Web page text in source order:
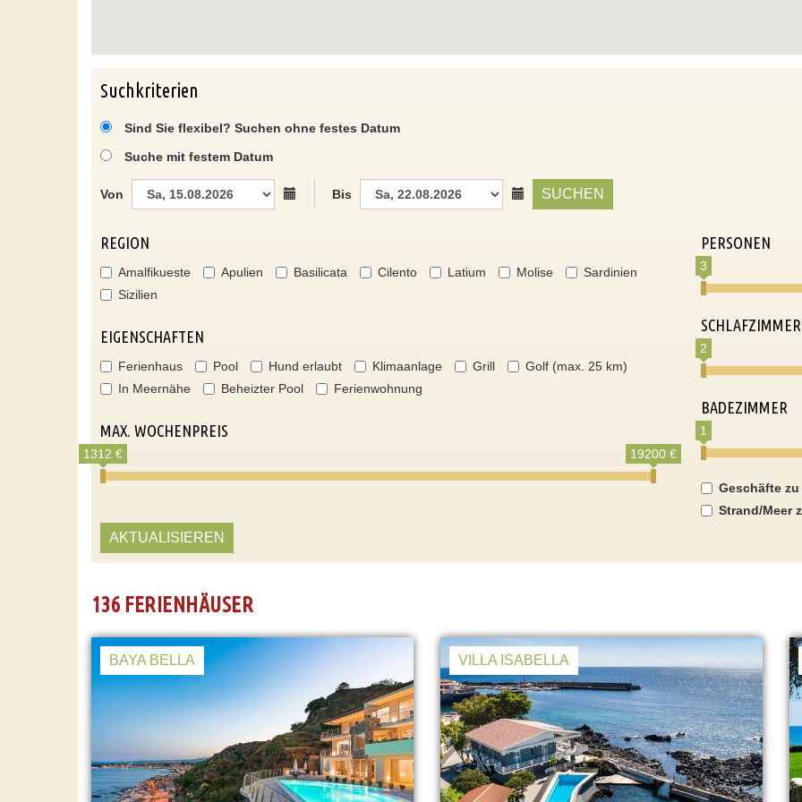
Suchkriterien
Sind Sie flexibel? Suchen ohne festes Datum
Suche mit festem Datum
Von Bis SUCHEN
REGION
Amalfikueste Apulien Basilicata Cilento Latium Molise
Sardinien
Sizilien
EIGENSCHAFTEN
Ferienhaus Pool Hund erlaubt Klimaanlage Grill
Golf (max. 25 km)
In Meernähe
Beheizter Pool Ferienwohnung
MAX. WOCHENPREIS
1312 € 19200 €
PERSONEN
3
SCHLAFZIMMER
2
BADEZIMMER
1
Geschäfte
Strand/Meer
AKTUALISIEREN
136 FERIENHÄUSER
BAYA BELLA VILLA ISABELLA